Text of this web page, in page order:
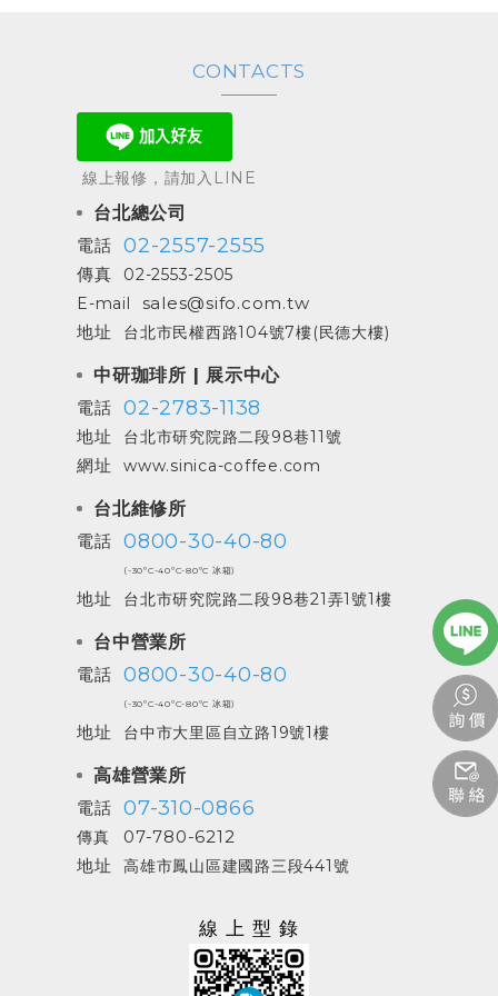
CONTACTS
線上報修，請加入LINE
台北總公司
電話 02-2557-2555
傳真
02-2553-2505
E-mail
sales@sifo.com.tw
地址
台北市民權西路104號7樓(民德大樓)
中研珈琲所 | 展示中心
電話 02-2783-1138
地址 台北市研究院路二段98巷11號
網址 www.sinica-coffee.com
台北維修所
電話 0800-30-40-80
(-30ºC-40ºC-80ºC 冰箱)
地址 台北市研究院路二段98巷21弄1號1樓
台中營業所
電話 0800-30-40-80
(-30ºC-40ºC-80ºC 冰箱)
地址 台中市大里區自立路19號1樓
高雄營業所
電話 07-310-0866
傳真
07-780-6212
地址
高雄市鳳山區建國路三段441號
線上型錄